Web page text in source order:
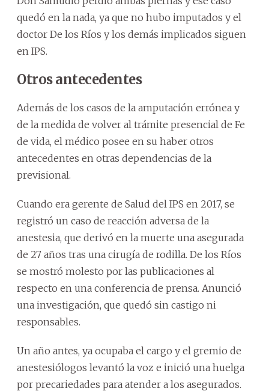
quedó en la nada, ya que no hubo imputados y el
doctor De los Ríos y los demás implicados siguen
en IPS.
Otros antecedentes
Además de los casos de la amputación errónea y
de la medida de volver al trámite presencial de Fe
de vida, el médico posee en su haber otros
antecedentes en otras dependencias de la
previsional.
Cuando era gerente de Salud del IPS en 2017, se
registró un caso de reacción adversa de la
anestesia, que derivó en la muerte una asegurada
de 27 años tras una cirugía de rodilla. De los Ríos
se mostró molesto por las publicaciones al
respecto en una conferencia de prensa. Anunció
una investigación, que quedó sin castigo ni
responsables.
Un año antes, ya ocupaba el cargo y el gremio de
anestesiólogos levantó la voz e inició una huelga
por precariedades para atender a los asegurados.